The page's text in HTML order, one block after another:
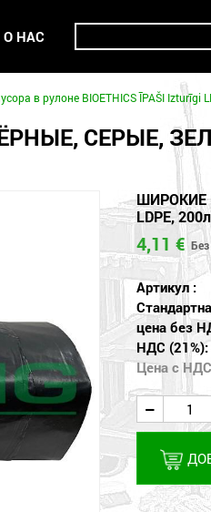
О НАС
в рулоне BIOETHICS ĪPAŠI Izturīgi
СЕРЫЕ,
ШИРОКИЕ
LDPE,
4,11 €
Артикул :
цена без
НДС (21%):
Цена с